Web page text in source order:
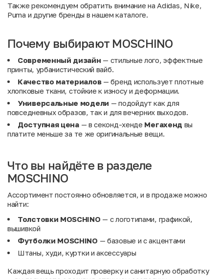
Также рекомендуем обратить внимание на Adidas, Nike,
Puma и другие бренды в нашем каталоге.
Почему выбирают MOSCHINO
Современный дизайн — стильные лого, эффектные
принты, урбанистический вайб.
Качество материалов— бренд использует плотные
хлопковые ткани, стойкие к износу и деформации.
Универсальные модели — подойдут как для
повседневных образов, так и для вечерних выходов.
Доступная цена— в секонд-хенде Мегахенд вы
платите меньше за те же оригинальные вещи.
Что вы найдёте в разделе
MOSCHINO
Ассортимент постоянно обновляется, и в продаже можно
найти:
Толстовки MOSCHINO — с логотипами, графикой,
вышивкой
Футболки MOSCHINO — базовые и с акцентами
Штаны, худи, куртки и аксессуары
Каждая вещь проходит проверку и санитарную обработку